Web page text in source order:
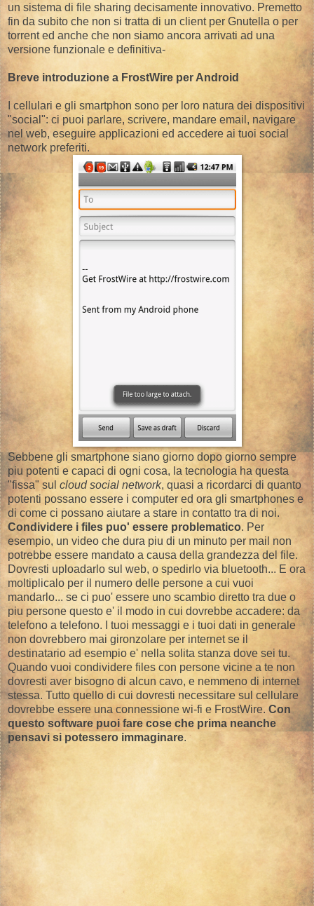
un sistema di file sharing decisamente innovativo. Premetto
fin da subito che non si tratta di un client per Gnutella o per
torrent ed anche che non siamo ancora arrivati ad una
versione funzionale e definitiva-
Breve introduzione a FrostWire per Android
I cellulari e gli smartphon sono per loro natura dei dispositivi
"social": ci puoi parlare, scrivere, mandare email, navigare
nel web, eseguire applicazioni ed accedere ai tuoi social
network preferiti.
Sebbene gli smartphone siano giorno dopo giorno sempre
piu potenti e capaci di ogni cosa, la tecnologia ha questa
"fissa" sul cloud social network, quasi a ricordarci di quanto
potenti possano essere i computer ed ora gli smartphones e
di come ci possano aiutare a stare in contatto tra di noi.
Condividere i files puo' essere problematico. Per
esempio, un video che dura piu di un minuto per mail non
potrebbe essere mandato a causa della grandezza del file.
Dovresti uploadarlo sul web, o spedirlo via bluetooth... E ora
moltiplicalo per il numero delle persone a cui vuoi
mandarlo... se ci puo' essere uno scambio diretto tra due o
piu persone questo e' il modo in cui dovrebbe accadere: da
telefono a telefono. I tuoi messaggi e i tuoi dati in generale
non dovrebbero mai gironzolare per internet se il
destinatario ad esempio e' nella solita stanza dove sei tu.
Quando vuoi condividere files con persone vicine a te non
dovresti aver bisogno di alcun cavo, e nemmeno di internet
stessa. Tutto quello di cui dovresti necessitare sul cellulare
dovrebbe essere una connessione wi-fi e FrostWire. Con
questo software puoi fare cose che prima neanche
pensavi si potessero immaginare.